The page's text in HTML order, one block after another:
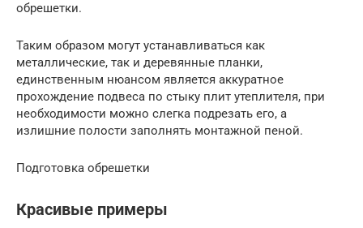
обрешетки.
Таким образом могут устанавливаться как
металлические, так и деревянные планки,
единственным нюансом является аккуратное
прохождение подвеса по стыку плит утеплителя, при
необходимости можно слегка подрезать его, а
излишние полости заполнять монтажной пеной.
Подготовка обрешетки
Красивые примеры